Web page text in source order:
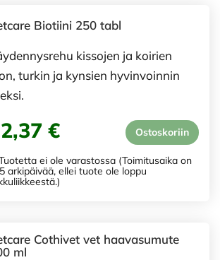
Biotiini 250 tabl
kissojen ja koirien
turkin ja kynsien hyvinvoinnin
€ Ostoskoriin
ei ole varastossa (Toimitusaika on
arkipäivää, ellei tuote ole loppu
Cothivet vet haavasumute
ml